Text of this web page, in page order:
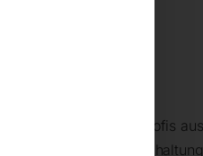
Austausch mit Profis
Montage und